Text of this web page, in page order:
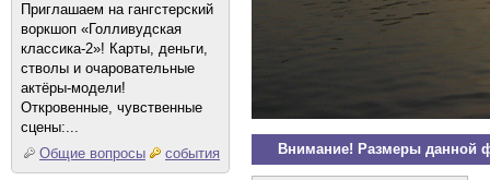
Приглашаем на гангстерский
воркшоп «Голливудская
классика-2»! Карты, деньги,
стволы и очаровательные
актёры-модели!
Откровенные, чувственные
сцены:...
Общие вопросы
события Внимание! Размеры данной